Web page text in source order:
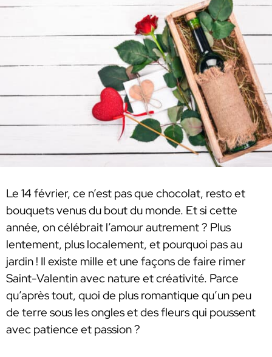
Le 14 février, ce n’est pas que chocolat, resto et
bouquets venus du bout du monde. Et si cette
année, on célébrait l’amour autrement ? Plus
lentement, plus localement, et pourquoi pas au
jardin ! Il existe mille et une façons de faire rimer
Saint-Valentin avec nature et créativité. Parce
qu’après tout, quoi de plus romantique qu’un peu
de terre sous les ongles et des fleurs qui poussent
avec patience et passion ?